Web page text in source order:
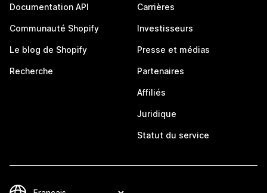
Documentation API
Communauté Shopify
Le blog de Shopify
Recherche
Carrières
Investisseurs
Presse et médias
Partenaires
Affiliés
Juridique
Statut du service